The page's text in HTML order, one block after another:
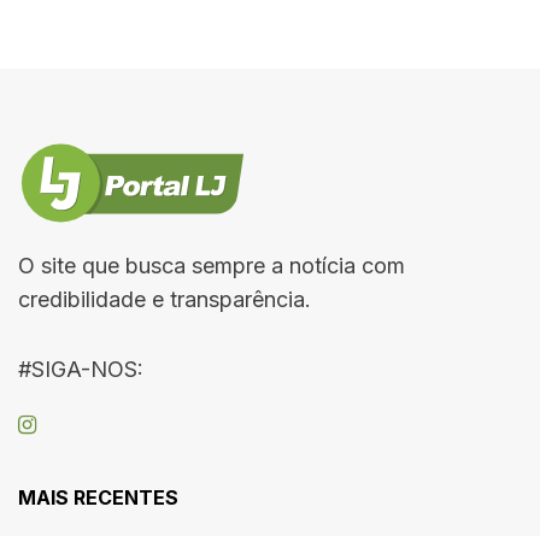
O site que busca sempre a notícia com
credibilidade e transparência.
#SIGA-NOS:
MAIS RECENTES